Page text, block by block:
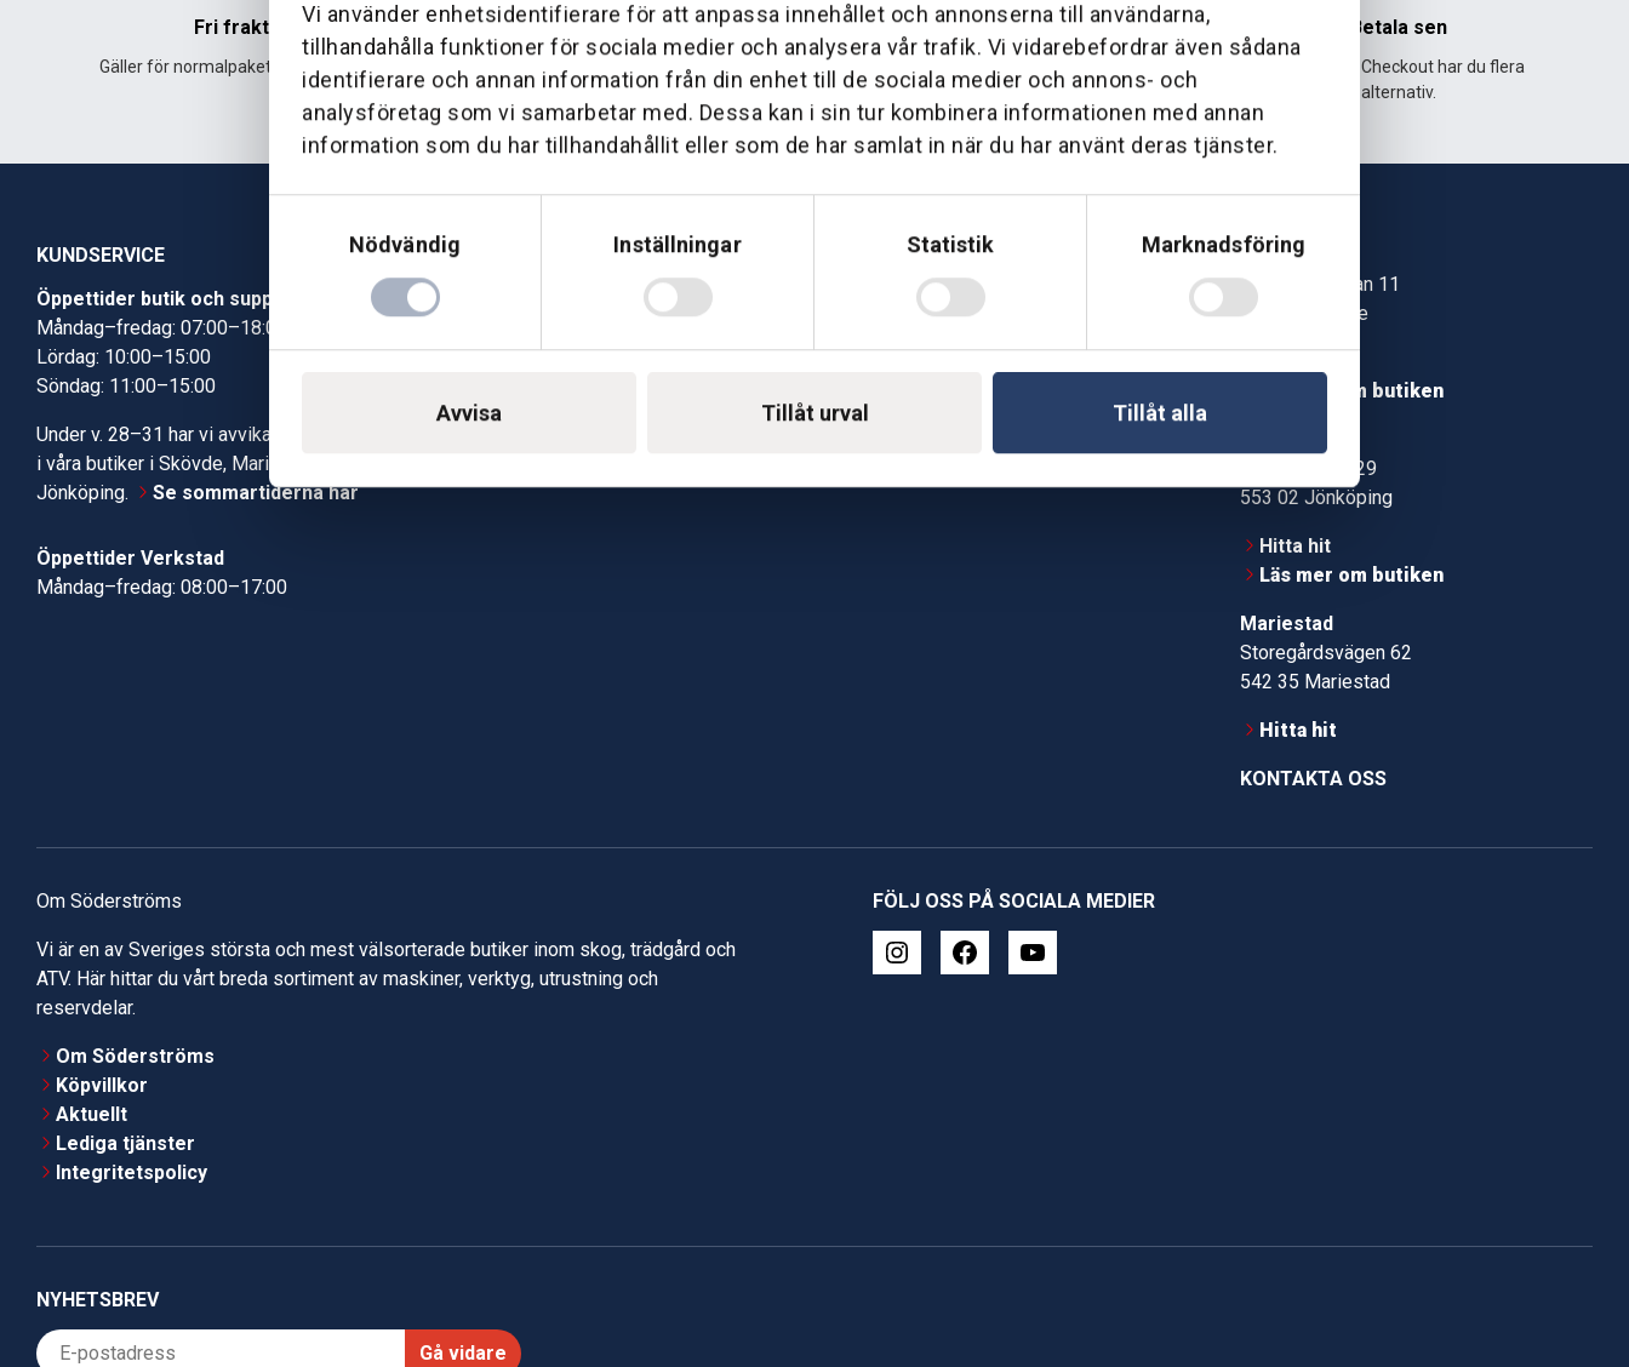
Vi använder enhetsidentifierare för att anpassa innehållet och annonserna till användarna,
tillhandahålla funktioner för sociala medier och analysera vår trafik. Vi vidarebefordrar även sådana
identifierare och annan information från din enhet till de sociala medier och annons- och
analysföretag som vi samarbetar med. Dessa kan i sin tur kombinera informationen med annan
information som du har tillhandahållit eller som de har samlat in när du har använt deras tjänster.
Nödvändig
Inställningar Statistik Marknadsföring
Avvisa Tillåt urval Tillåt alla
Fri frakt
Gäller för normalpaket över 500 kr.
Hemleverans
Leverans fram till din dörr. Oavsett storlek.
Över 30 års erfarenhet
Företaget startade 1 januari 1995 och har
sedan dess haft en god tillväxt.
Betala sen
Med Klarna Checkout har du flera
alternativ.
KUNDSERVICE
Öppettider butik och support
Måndag–fredag: 07:00–18:00
Lördag: 10:00–15:00
Söndag: 11:00–15:00
Under v. 28–31 har vi avvikande öppettider
i våra butiker i Skövde, Mariestad och
Jönköping.
Se sommartiderna här
Öppettider Verkstad
Måndag–fredag: 08:00–17:00
Butik Skövde
Kundcenter
Boka tid i verkstad
Telefon: 0500-414 130
E-mail: support@soderstroms.nu
Gå till vår företagssupport
Skövde
Jonstorpsgatan 11
549 37 Skövde
Läs mer om butiken
Kämpevägen 29
553 02 Jönköping
Hitta hit
Läs mer om butiken
Mariestad
Storegårdsvägen 62
542 35 Mariestad
Hitta hit
KONTAKTA OSS
Om Söderströms
Vi är en av Sveriges största och mest välsorterade butiker inom skog, trädgård och
ATV. Här hittar du vårt breda sortiment av maskiner, verktyg, utrustning och
reservdelar.
Om Söderströms
Köpvillkor
Aktuellt
Lediga tjänster
Integritetspolicy
FÖLJ OSS PÅ SOCIALA MEDIER
NYHETSBREV
Gå vidare